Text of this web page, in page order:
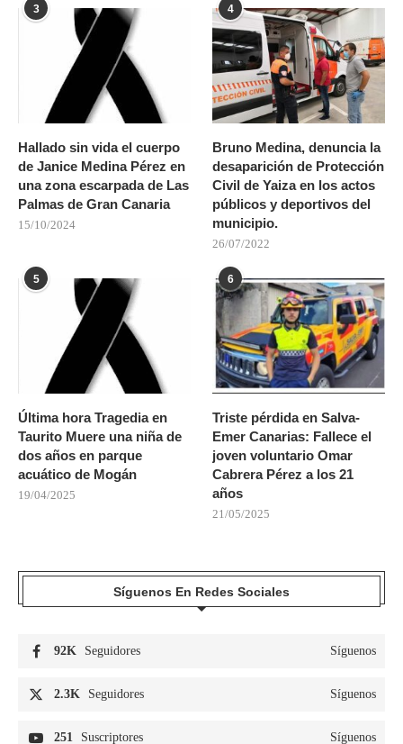
3
Hallado sin vida el cuerpo
de Janice Medina Pérez en
una zona escarpada de Las
Palmas de Gran Canaria
15/10/2024
4
Bruno Medina, denuncia la
desaparición de Protección
Civil de Yaiza en los actos
públicos y deportivos del
municipio.
26/07/2022
5
Última hora Tragedia en
Taurito Muere una niña de
dos años en parque
acuático de Mogán
19/04/2025
6
Triste pérdida en Salva-
Emer Canarias: Fallece el
joven voluntario Omar
Cabrera Pérez a los 21
años
21/05/2025
Síguenos En Redes Sociales
92K Seguidores Síguenos
2.3K Seguidores Síguenos
251 Suscriptores Síguenos